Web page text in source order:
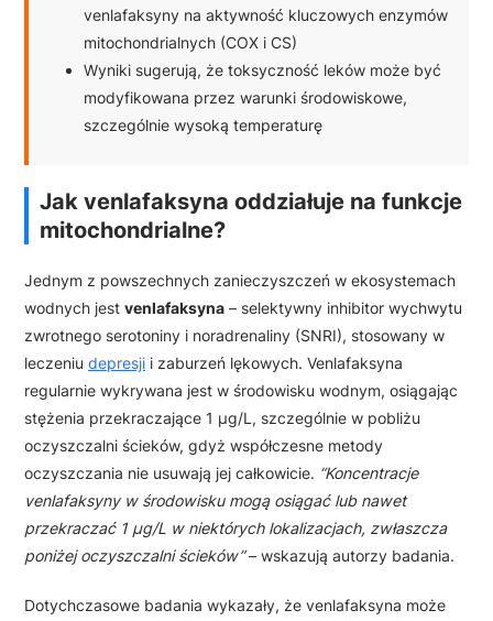
venlafaksyny na aktywność kluczowych enzymów
mitochondrialnych (COX i CS)
Wyniki sugerują, że toksyczność leków może być
modyfikowana przez warunki środowiskowe,
szczególnie wysoką temperaturę
Jak venlafaksyna oddziałuje na funkcje
mitochondrialne?
Jednym z powszechnych zanieczyszczeń w ekosystemach
wodnych jest venlafaksyna – selektywny inhibitor wychwytu
zwrotnego serotoniny i noradrenaliny (SNRI), stosowany w
leczeniu depresji i zaburzeń lękowych. Venlafaksyna
regularnie wykrywana jest w środowisku wodnym, osiągając
stężenia przekraczające 1 μg/L, szczególnie w pobliżu
oczyszczalni ścieków, gdyż współczesne metody
oczyszczania nie usuwają jej całkowicie. “Koncentracje
venlafaksyny w środowisku mogą osiągać lub nawet
przekraczać 1 μg/L w niektórych lokalizacjach, zwłaszcza
poniżej oczyszczalni ścieków”– wskazują autorzy badania.
Dotychczasowe badania wykazały, że venlafaksyna może